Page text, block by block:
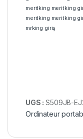
meritking meritking
meritking meritking
mrking giriş
UGS :S509JB-
Ordinateur